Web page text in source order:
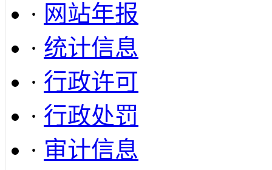
· 网站年报
· 统计信息
· 行政许可
· 行政处罚
· 审计信息